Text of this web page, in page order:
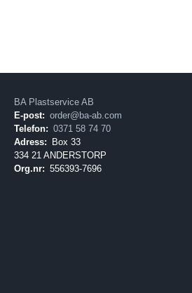
BA Plastservice AB
E-post: order@ba-ab.com
Telefon: 0371 58 74 70
Adress:
Box 33
334 21 ANDERSTORP
Org.nr: 556393-7696